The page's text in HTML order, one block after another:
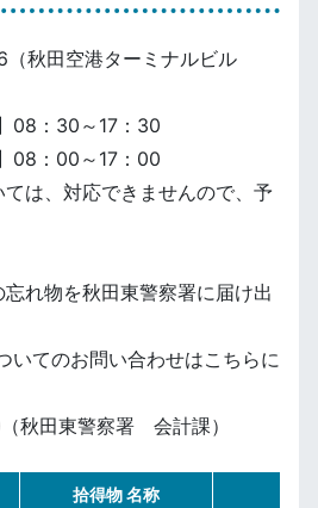
秋田空港ターミナルビル
08：30～17：30
08：00～17：00
は、対応できませんので、予
れ物を秋田東警察署に届け出
いてのお問い合わせはこちらに
秋田東警察署 会計課）
拾得物 名称